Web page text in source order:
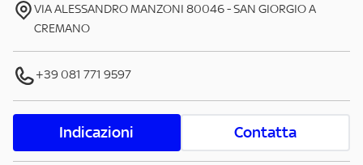
VIA ALESSANDRO MANZONI 80046-SAN GIORGIO A
CREMANO
+39 081 771 9597
Indicazioni Contatta